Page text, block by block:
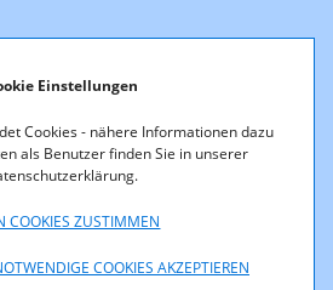
Einstellungen
Cookies - nähere Informationen dazu
als Benutzer finden Sie in unserer
COOKIES ZUSTIMMEN
COOKIES AKZEPTIEREN
(0)821, (0)828